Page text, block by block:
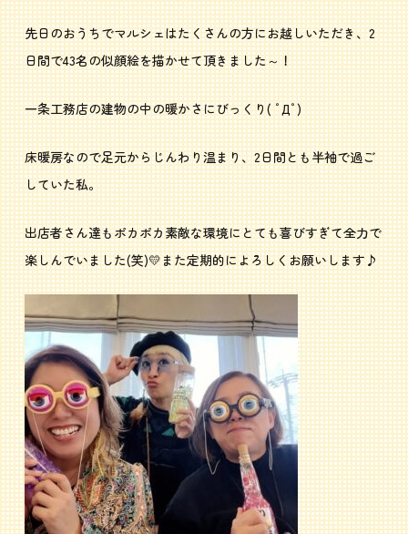
先日のおうちでマルシェはたくさんの方にお越しいただき、2
日間で43名の似顔絵を描かせて頂きました～！
一条工務店の建物の中の暖かさにびっくり( ﾟДﾟ)
床暖房なので足元からじんわり温まり、2日間とも半袖で過ご
していた私。
出店者さん達もポカポカ素敵な環境にとても喜びすぎて全力で
楽しんでいました(笑)💛また定期的によろしくお願いします♪